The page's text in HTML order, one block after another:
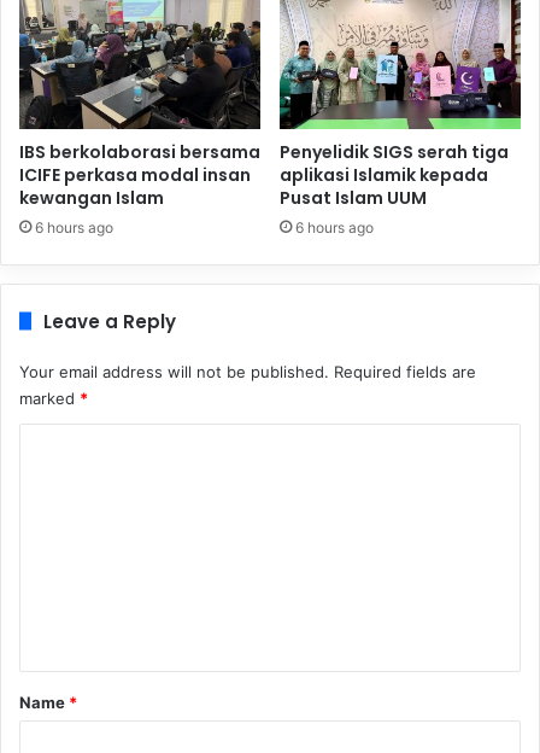
IBS berkolaborasi bersama
ICIFE perkasa modal insan
kewangan Islam
6 hours ago
Penyelidik SIGS serah tiga
aplikasi Islamik kepada
Pusat Islam UUM
6 hours ago
Leave a Reply
Your email address will not be published. Required fields are
marked *
*
Name *